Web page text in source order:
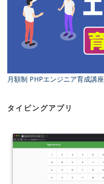
月額制 PHPエンジニア育成講座
タイピングアプリ